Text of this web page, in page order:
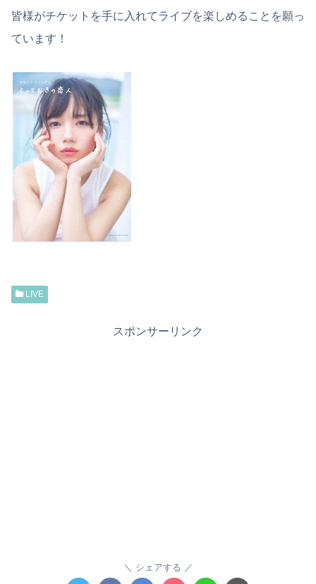
皆様がチケットを手に入れてライブを楽しめることを願っ
ています！
LIVE
スポンサーリンク
シェアする